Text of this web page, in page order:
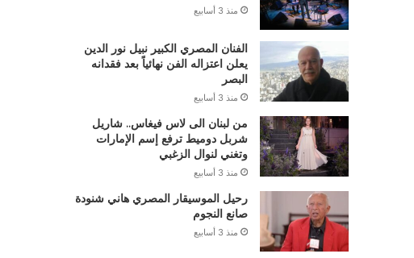
منذ 3 أسابيع
الفنان المصري الكبير نبيل نور الدين
يعلن اعتزاله الفن نهائياً بعد فقدانه
البصر
منذ 3 أسابيع
من لبنان الى لاس فيغاس.. شاريل
شربل دوميط ترفع إسم الإمارات
وتغني لنوال الزغبي
منذ 3 أسابيع
رحيل الموسيقار المصري هاني شنودة
صانع النجوم
منذ 3 أسابيع